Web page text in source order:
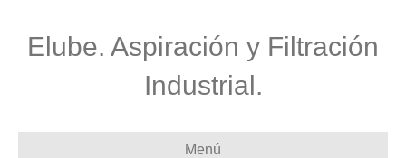
Elube. Aspiración y Filtración
Industrial.
Menú